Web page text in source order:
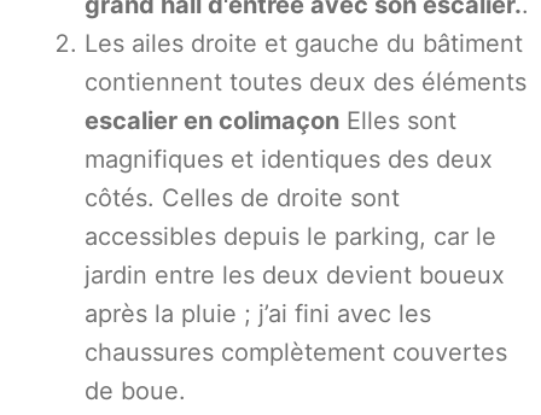
Les ailes droite et gauche du bâtiment
contiennent toutes deux des éléments
escalier en colimaçon Elles sont
magnifiques et identiques des deux
côtés. Celles de droite sont
accessibles depuis le parking, car le
jardin entre les deux devient boueux
après la pluie ; j’ai fini avec les
chaussures complètement couvertes
de boue.